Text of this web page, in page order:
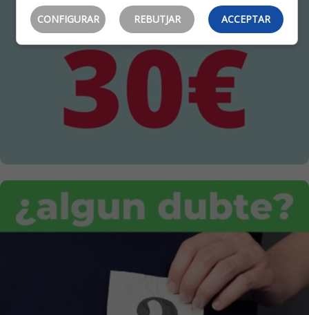
CONFIGURAR REBUTJAR ACCEPTAR